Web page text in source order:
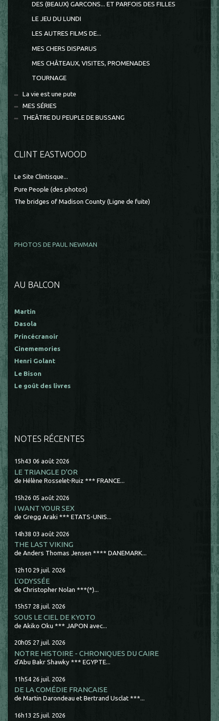
DES (BEAUX) GARCONS... ET PARFOIS DES FILLES
LE JEU DU LUNDI
LES AUTRES FILMS DE...
MES CHERS DISPARUS
MES CHÂTEAUX, VISITES, PROMENADES
TOURNAGE
La vie est une pute
MES SÉRIES
THEÂTRE DU PEUPLE DE BUSSANG
CLINT EASTWOOD
Le Site Clintisque...
Pure People (des photos)
The bridges of Madison County (Ligne de fuite)
PHOTOS DE PAUL NEWMAN
AU BALCON
Martin
Dasola
Princécranoir
Cinememories
Henri Golant
Le Bison
Le goût des livres
NOTES RÉCENTES
15h43 06 août 2026
LE TRIANGLE D'OR
de Hélène Rosselet-Ruiz *** FRANCE...
15h26 05 août 2026
I WANT YOUR SEX
de Gregg Araki *** ETATS-UNIS...
14h38 03 août 2026
THE LAST VIKING
de Anders Thomas Jensen **** DANEMARK...
12h10 29 juil. 2026
L'ODYSSÉE
de Christopher Nolan ***(*)...
15h57 28 juil. 2026
SOUS LE CIEL DE KYOTO
de Akiko Oku *** JAPON avec...
20h05 27 juil. 2026
NOTRE HISTOIRE - CHRONIQUES DU CAIRE
d'Abu Bakr Shawky *** EGYPTE...
11h54 26 juil. 2026
DE LA COMÉDIE FRANCAISE
de Martin Darondeau et Bertrand Usclat ***...
16h13 25 juil. 2026